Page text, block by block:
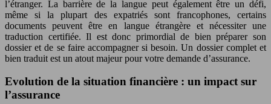
l’étranger. La barrière de la langue peut également être un défi,
même si la plupart des expatriés sont francophones, certains
documents peuvent être en langue étrangère et nécessiter une
traduction certifiée. Il est donc primordial de bien préparer son
dossier et de se faire accompagner si besoin. Un dossier complet et
bien traduit est un atout majeur pour votre demande d’assurance.
Evolution de la situation financière : un impact sur
l’assurance